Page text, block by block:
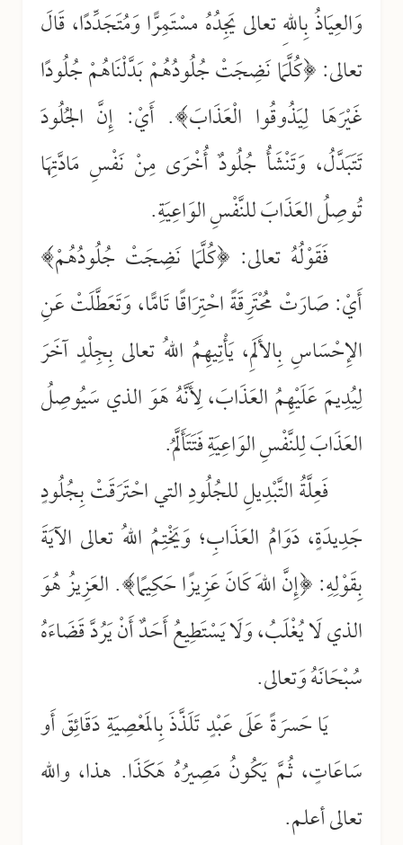
وَالعِيَاذُ بِاللهِ تعالى يَجِدُهُ مسْتَمِرًّا وَمُتَجَدِّدًا، قَالَ
تعالى: ﴿كُلَّمَا نَضِجَتْ جُلُودُهُمْ بَدَّلْنَاهُمْ جُلُودًا
غَيْرَهَا لِيَذُوقُوا الْعَذَابَ﴾. أَيْ: إِنَّ الجُلُودَ
تَتَبَدَّلُ، وَتَنْشَأُ جُلُودٌ أُخْرَى مِنْ نَفْسِ مَادَّتِهَا
تُوصِلُ العَذَابَ للنَّفْسِ الوَاعِيَةِ.
فَقَوْلُهُ تعالى: ﴿كُلَّمَا نَضِجَتْ جُلُودُهُمْ﴾
أَيْ: صَارَتْ مُحْتَرِقَةً احْتِرَاقًا تَامًّا، وَتَعَطَّلَتْ عَنِ
الإِحْسَاسِ بِالأَلَمِ، يَأْتِيهِمُ اللهُ تعالى بِجِلْدٍ آخَرَ
لِيُدِيمَ عَلَيْهِمُ العَذَابَ، لِأَنَّهُ هَوَ الذي سَيُوصِلُ
العَذَابَ لِلنَّفْسِ الوَاعِيَةِ فَتَتَأَلَّمُ.
فَعِلَّةُ التَّبْدِيلِ للجُلُودِ التي احْتَرَقَتْ بِجُلُودٍ
جَدِيدَةٍ، دَوَامُ العَذَابِ؛ وَيَخْتِمُ اللهُ تعالى الآيَةَ
بِقَوْلِهِ: ﴿إِنَّ اللهَ كَانَ عَزِيزًا حَكِيمًا﴾. العَزِيزُ هُوَ
الذي لَا يُغْلَبُ، وَلَا يَسْتَطِيعُ أَحَدٌ أَنْ يَرُدَّ قَضَاءَهُ
سُبْحَانَهُ وَتعالى.
يَا حَسرَةً عَلَى عَبْدٍ تَلَذَّذَ بِالمَعْصِيَةِ دَقَائِقَ أَو
سَاعَاتٍ، ثُمَّ يَكُونُ مَصِيرُهُ هَكَذَا. هذا، والله
تعالى أعلم.